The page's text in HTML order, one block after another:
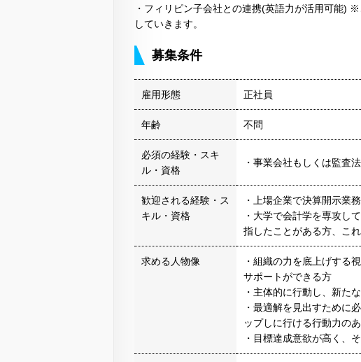
・フィリピン子会社との連携(英語力が活用可能)
していきます。
募集条件
雇用形態 正社員
年齢 不問
必須の経験・スキ
ル・資格
・事業会社もしくは監査
歓迎される経験・ス
キル・資格
・上場企業で決算開示業
・大学で会計学を専攻し
指したことがある方、こ
求める人物像
・組織の力を底上げする
サポートができる方
・主体的に行動し、新た
・最適解を見出すために
ップしに行ける行動力の
・目標達成意欲が高く、